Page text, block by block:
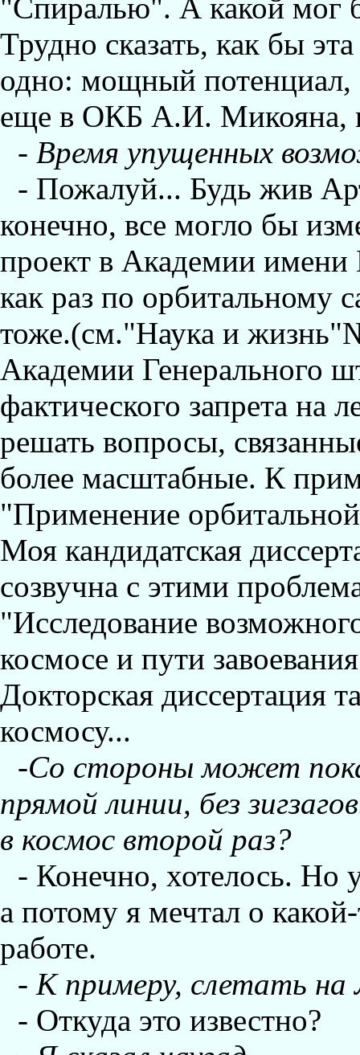
"Спиралью". А какой мог
Трудно сказать, как бы
одно: мощный потенциал,
еще в ОКБ А.И. Микояна,
- Время упущенных
- Пожалуй... Будь жив
конечно, все могло бы
проект в Академии
как раз по орбитальному
тоже.(см."Наука и
Академии Генерального
фактического запрета на
решать вопросы,
более масштабные. К
"Применение
Моя кандидатская
созвучна с этими
"Исследование
космосе и пути
Докторская диссертация
космосу...
-Со стороны может
прямой линии, без
в космос второй раз?
- Конечно, хотелось. Hо
а потому я мечтал о
работе.
- К примеру, слетать на
- Откуда это известно?